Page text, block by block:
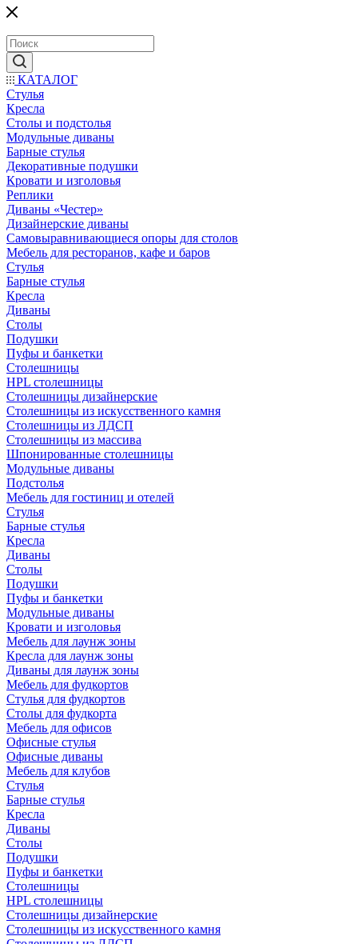
КАТАЛОГ
Стулья
Кресла
Столы и подстолья
Модульные диваны
Барные стулья
Декоративные подушки
Кровати и изголовья
Реплики
Диваны «Честер»
Дизайнерские диваны
Самовыравнивающиеся опоры для столов
Мебель для ресторанов, кафе и баров
Стулья
Барные стулья
Кресла
Диваны
Столы
Подушки
Пуфы и банкетки
Столешницы
HPL столешницы
Столешницы дизайнерские
Столешницы из искусственного камня
Столешницы из ЛДСП
Столешницы из массива
Шпонированные столешницы
Модульные диваны
Подстолья
Мебель для гостиниц и отелей
Стулья
Барные стулья
Кресла
Диваны
Столы
Подушки
Пуфы и банкетки
Модульные диваны
Кровати и изголовья
Мебель для лаунж зоны
Кресла для лаунж зоны
Диваны для лаунж зоны
Мебель для фудкортов
Стулья для фудкортов
Столы для фудкорта
Мебель для офисов
Офисные стулья
Офисные диваны
Мебель для клубов
Стулья
Барные стулья
Кресла
Диваны
Столы
Подушки
Пуфы и банкетки
Столешницы
HPL столешницы
Столешницы дизайнерские
Столешницы из искусственного камня